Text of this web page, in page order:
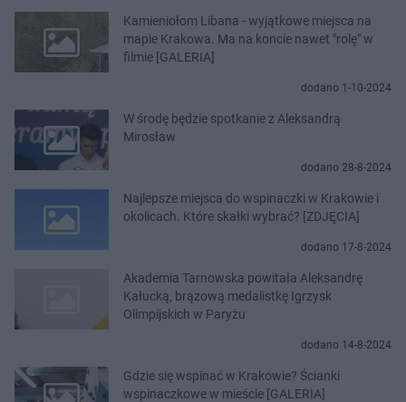
Kamieniołom Libana - wyjątkowe miejsca na
mapie Krakowa. Ma na koncie nawet "rolę" w
filmie [GALERIA]
dodano 1-10-2024
W środę będzie spotkanie z Aleksandrą
Mirosław
dodano 28-8-2024
Najlepsze miejsca do wspinaczki w Krakowie i
okolicach. Które skałki wybrać? [ZDJĘCIA]
dodano 17-8-2024
Akademia Tarnowska powitała Aleksandrę
Kałucką, brązową medalistkę Igrzysk
Olimpijskich w Paryżu
dodano 14-8-2024
Gdzie się wspinać w Krakowie? Ścianki
wspinaczkowe w mieście [GALERIA]